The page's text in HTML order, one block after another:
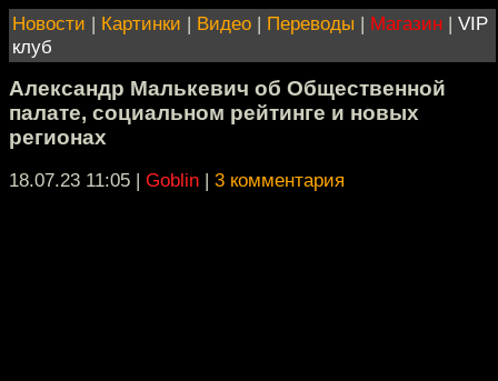
Новости | Картинки | Видео | Переводы | Магазин | VIP
клуб
Александр Малькевич об Общественной
палате, социальном рейтинге и новых
регионах
18.07.23 11:05 | Goblin | 3 комментария